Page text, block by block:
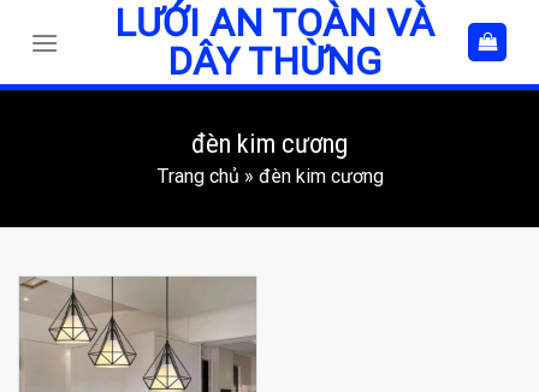
LƯỚI AN TOÀN VÀ
DÂY THỪNG
đèn kim cương
Trang chủ » đèn kim cương